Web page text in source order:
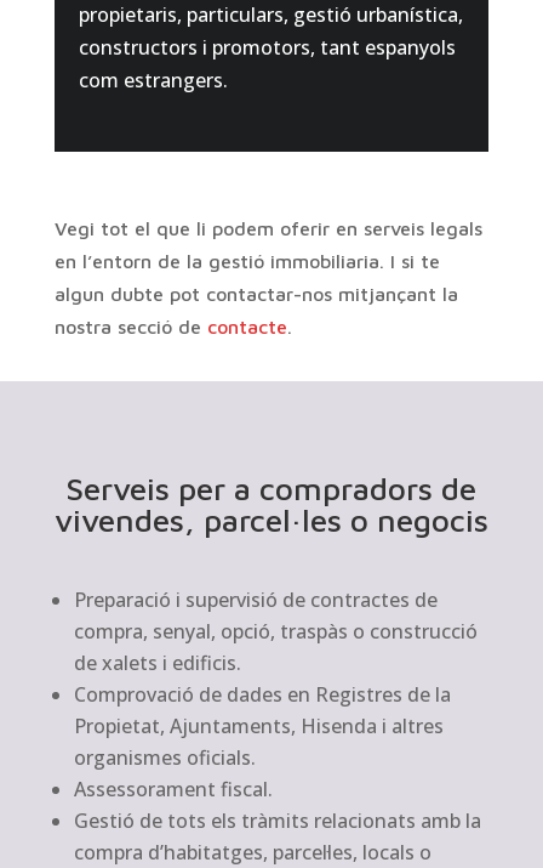
propietaris, particulars, gestió urbanística,
constructors i promotors, tant espanyols
com estrangers.
Vegi tot el que li podem oferir en serveis legals
en l’entorn de la gestió immobiliaria. I si te
algun dubte pot contactar-nos mitjançant la
nostra secció de contacte.
Serveis per a compradors de
vivendes, parcel·les o negocis
Preparació i supervisió de contractes de
compra, senyal, opció, traspàs o construcció
de xalets i edificis.
Comprovació de dades en Registres de la
Propietat, Ajuntaments, Hisenda i altres
organismes oficials.
Assessorament fiscal.
Gestió de tots els tràmits relacionats amb la
compra d’habitatges, parcel·les, locals o